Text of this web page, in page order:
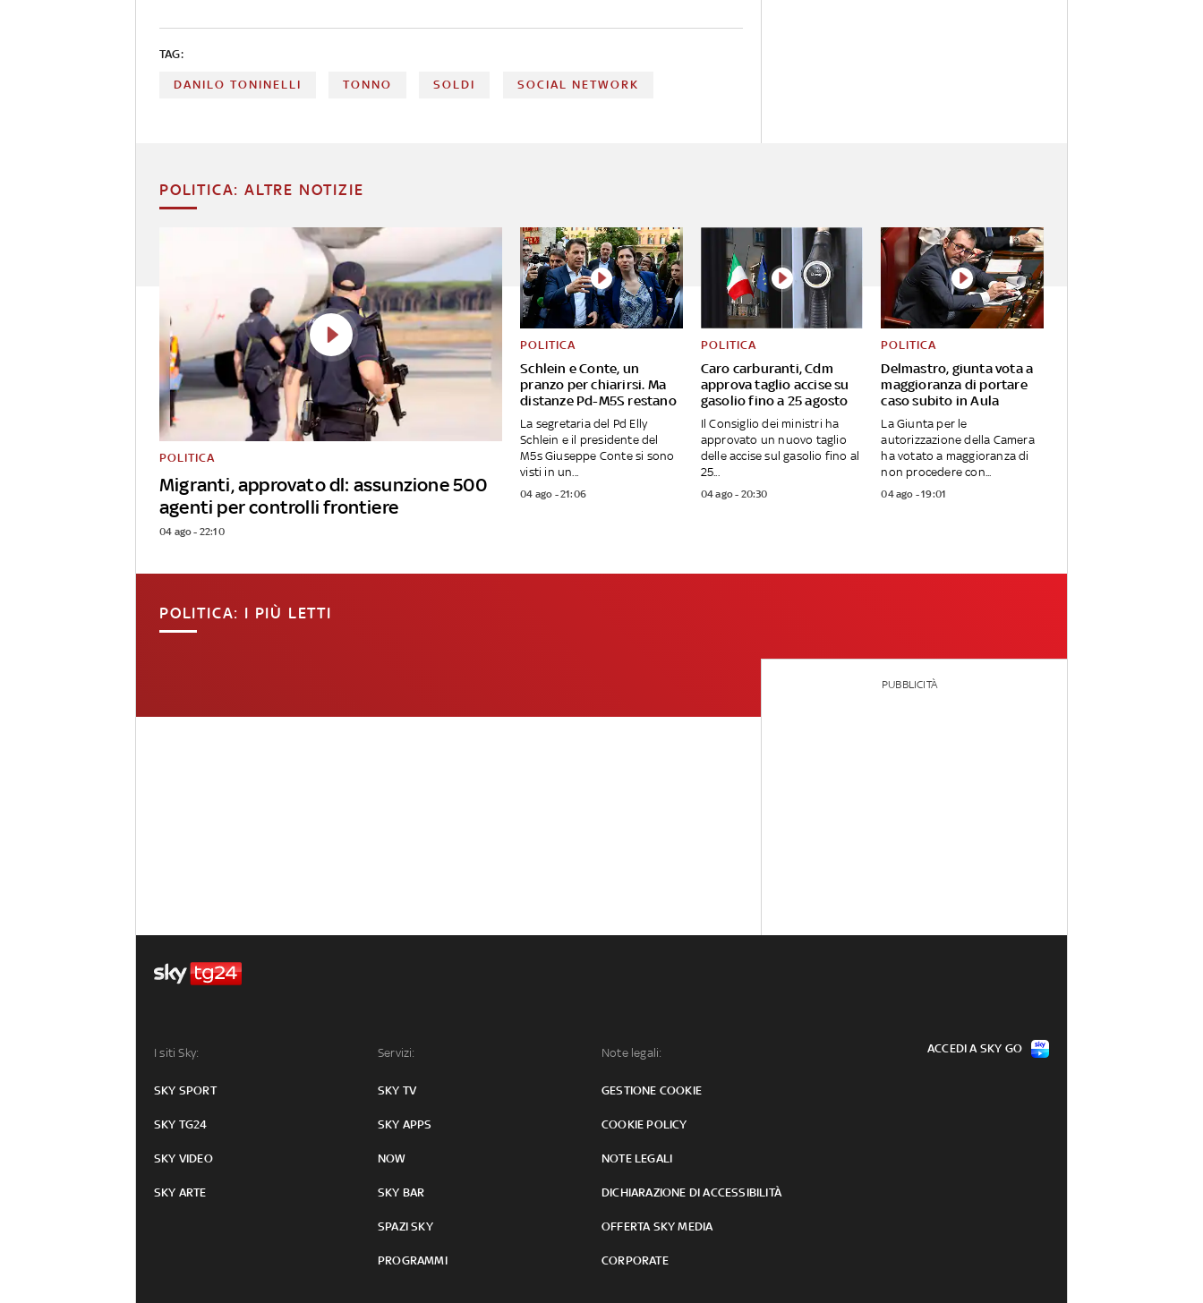
TAG:
DANILO TONINELLI TONNO SOLDI SOCIAL NETWORK
POLITICA: ALTRE NOTIZIE
Migranti, approvato dl: assunzione 500
agenti per controlli frontiere
POLITICA
04 ago - 22:10
Schlein e Conte, un
pranzo per chiarirsi. Ma
distanze Pd-M5S restano
POLITICA
La segretaria del Pd Elly
Schlein e il presidente del
M5s Giuseppe Conte si sono
visti in un...
04 ago - 21:06
Caro carburanti, Cdm
approva taglio accise su
gasolio fino a 25 agosto
POLITICA
Il Consiglio dei ministri ha
approvato un nuovo taglio
delle accise sul gasolio fino al
25...
04 ago - 20:30
Delmastro, giunta vota a
maggioranza di portare
caso subito in Aula
POLITICA
La Giunta per le
autorizzazione della Camera
ha votato a maggioranza di
non procedere con...
04 ago - 19:01
POLITICA: I PIÙ LETTI
PUBBLICITÀ
I siti Sky:
SKY SPORT
SKY TG24
SKY VIDEO
SKY ARTE
Servizi:
SKY TV
SKY APPS
NOW
SKY BAR
SPAZI SKY
PROGRAMMI
Note legali:
GESTIONE COOKIE
COOKIE POLICY
NOTE LEGALI
DICHIARAZIONE DI ACCESSIBILITÀ
OFFERTA SKY MEDIA
CORPORATE
ACCEDI A SKY GO